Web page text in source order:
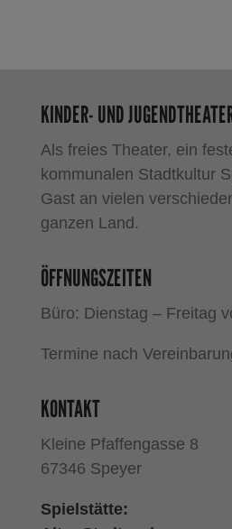
KINDER- UND
Als freies Theater, ein
kommunalen Stadtkultur
Gast an vielen
ganzen Land.
ÖFFNUNGSZEITEN
Büro: Dienstag – Freitag
Termine nach
KONTAKT
Kleine Pfaffengasse 8
67346 Speyer
Spielstätte: